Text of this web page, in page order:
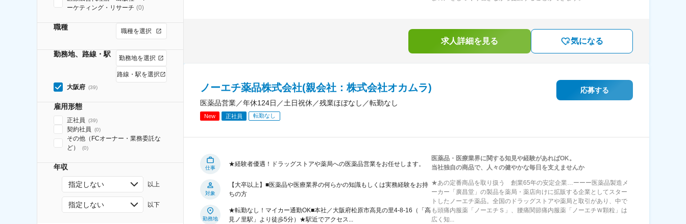
ーケティング・リサーチ (0)
職種 職種を選択
勤務地、路線・駅 勤務地を選択
路線・駅を選択
大阪府 (39)
雇用形態
正社員 (39)
契約社員 (0)
その他（FCオーナー・業務委託な
ど）
(0)
年収
指定しない 以上
指定しない 以下
求人詳細を見る 気になる
ノーエチ薬品株式会社(親会社：株式会社オカムラ)
医薬品営業／年休124日／土日祝休／残業ほぼなし／転勤なし
New 正社員 転勤なし
応募する
仕事
★経験者優遇！ドラッグストアや薬局への医薬品営業をお任せします。
対象
【大卒以上】■医薬品や医療業界の何らかの知識もしくは実務経験をお持
ちの方
勤務地
★転勤なし！マイカー通勤OK■本社／大阪府松原市高見の里4-8-16（「高
見ノ里駅」より徒歩5分）★駅近でアクセス...
医薬品・医療業界に関する知見や経験があればOK。
当社独自の商品で、人々の健やかな毎日を支えませんか
★あの定番商品を取り扱う 創業65年の安定企業…ーーー医薬品製造メ
ーカー「廣昌堂」の製品を薬局・薬店向けに拡販する企業としてスター
トしたノーエチ薬品。全国のドラッグストアや薬局と取引があり、中で
も頭痛内服薬「ノーエチＳ」、腰痛関節痛内服薬「ノーエチＷ顆粒」は
広く知...